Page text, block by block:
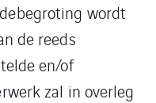
wordt
de reeds
en/of
zal in overleg